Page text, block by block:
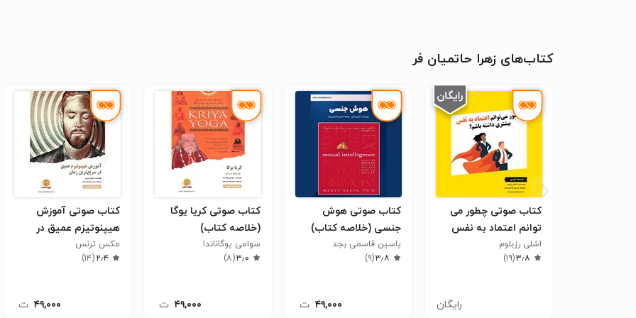
کتاب‌های زهرا حاتمیان فر
کتاب صوتی چطور می‌
توانم اعتماد به‌ نفس
بیشتری داشته باشم؟
اشلی رزبلوم
۳٫۸(۱۹)
رایگان
کتاب صوتی هوش
جنسی (خلاصه کتاب)
یاسین قاسمی بجد
۳٫۸(۹)
۴۹,۰۰۰ ت
کتاب صوتی کریا یوگا
(خلاصه کتاب)
سوامی یوگاناندا
۳٫۰(۸)
۴۹,۰۰۰ ت
کتاب صوتی آموزش
هیپنوتیزم عمیق در
سریع‌ ترین زمان (خلاصه
کتاب)
مکس ترنس
۲٫۴(۱۴)
۴۹,۰۰۰ ت